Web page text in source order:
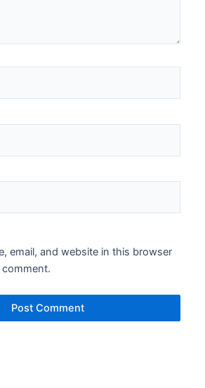
email, and website in this browser